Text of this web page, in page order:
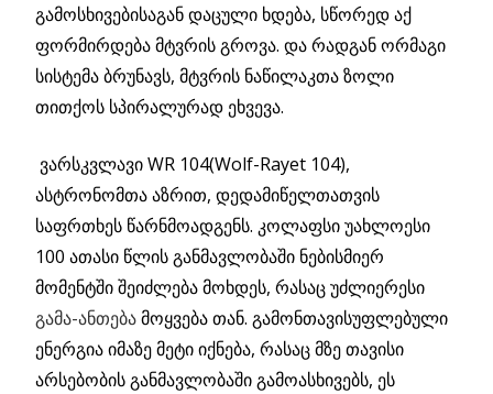
გამოსხივებისაგან დაცული ხდება, სწორედ აქ
ფორმირდება მტვრის გროვა. და რადგან ორმაგი
სისტემა ბრუნავს, მტვრის ნაწილაკთა ზოლი
თითქოს სპირალურად ეხვევა.
ვარსკვლავი WR 104(Wolf-Rayet 104),
ასტრონომთა აზრით, დედამიწელთათვის
საფრთხეს წარნმოადგენს. კოლაფსი უახლოესი
100 ათასი წლის განმავლობაში ნებისმიერ
მომენტშიშეიძლებამოხდეს, რასაც უძლიერესი
გამა-ანთებამოყვება თან. გამონთავისუფლებული
ენერგია იმაზე მეტი იქნება, რასაც მზე თავისი
არსებობის განმავლობაში გამოასხივებს, ეს